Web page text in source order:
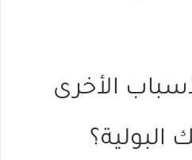
الأخرى
البولية؟